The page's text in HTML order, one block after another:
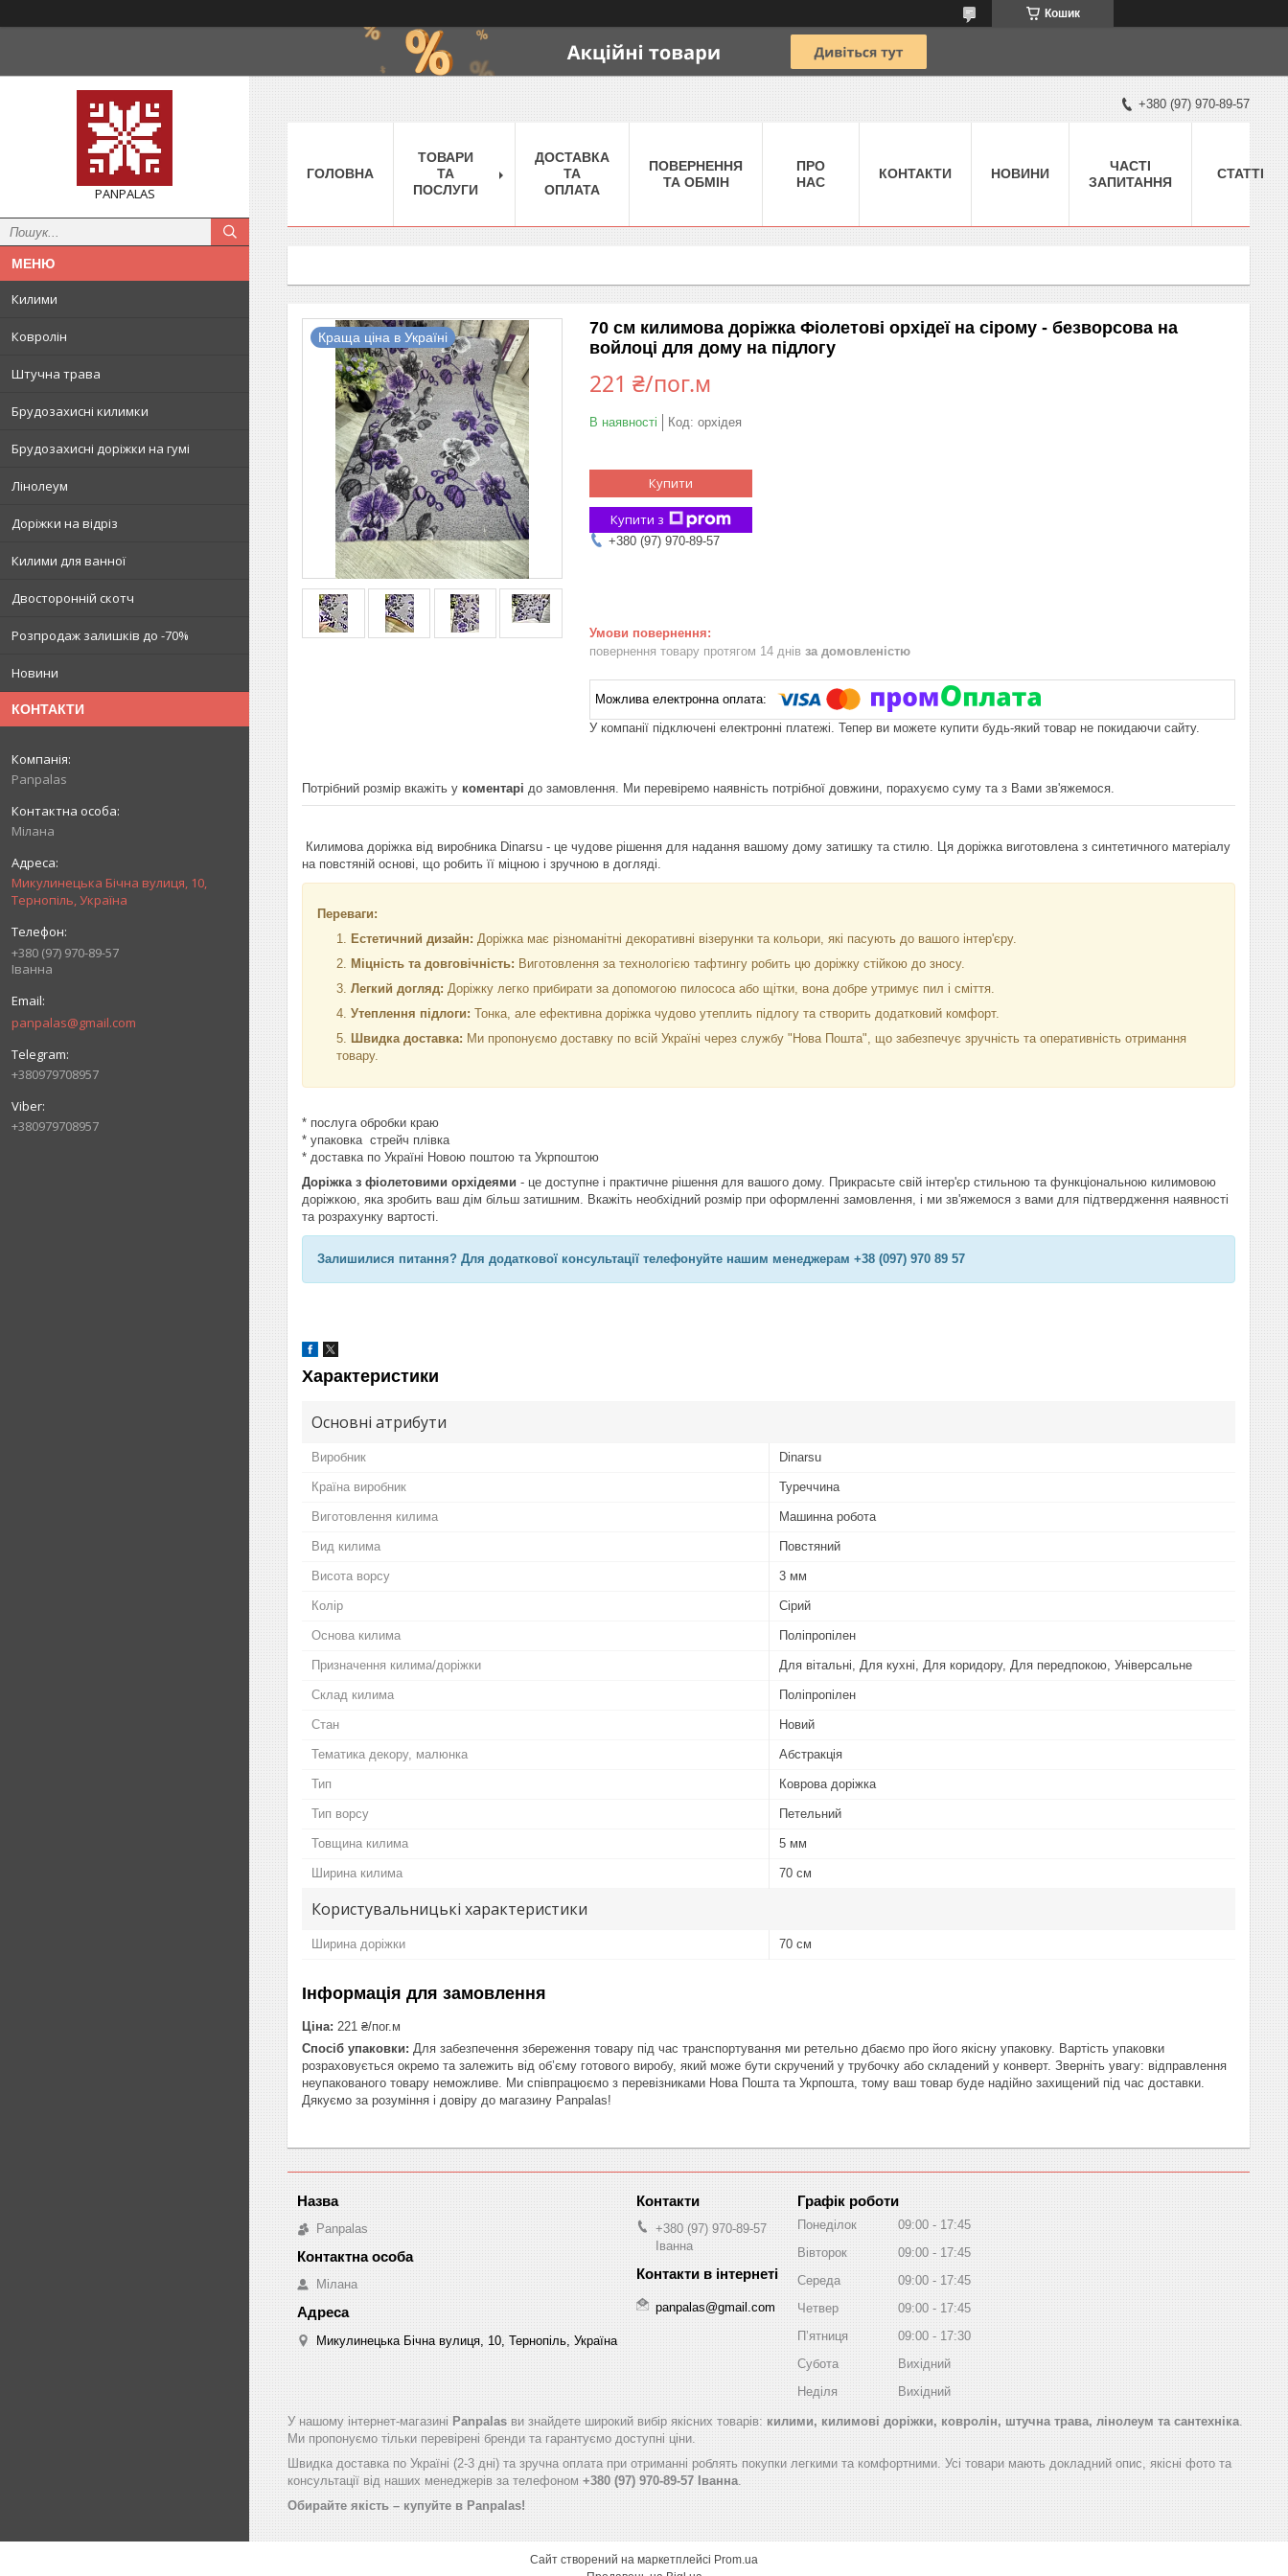
Кошик
PANPALAS
Килими
Ковролін
Штучна трава
Брудозахисні килимки
Брудозахисні доріжки на гумі
Лінолеум
Доріжки на відріз
Килими для ванної
Двосторонній скотч
Розпродаж залишків до -70%
Новини
КОНТАКТИ
Panpalas
Мілана
Микулинецька Бічна вулиця, 10,
Тернопіль, Україна
+380 (97) 970-89-57
Іванна
panpalas@gmail.com
+380979708957
+380979708957
+380 (97) 970-89-57
ГОЛОВНА
ТОВАРИ
ТА
ПОСЛУГИ
ДОСТАВКА
ТА
ОПЛАТА
ПОВЕРНЕННЯ
ТА ОБМІН
ПРО
НАС
КОНТАКТИ НОВИНИ
ЧАСТІ
ЗАПИТАННЯ
СТАТТІ
Краща ціна в Україні
70 см килимова доріжка Фіолетові орхідеї на сірому - безворсова на
войлоці для дому на підлогу
221 ₴/пог.м
В наявності Код: орхідея
Купити
Купити з
+380 (97) 970-89-57
повернення товару протягом 14 днів за домовленістю
У компанії підключені електронні платежі. Тепер ви можете купити будь-який товар не покидаючи сайту.
Потрібний розмір вкажіть у коментарі до замовлення. Ми перевіремо наявність потрібної довжини, порахуємо суму та з Вами зв'яжемося.
Килимова доріжка від виробника Dinarsu - це чудове рішення для надання вашому дому затишку та стилю. Ця доріжка виготовлена з синтетичного матеріалу
на повстяній основі, що робить її міцною і зручною в догляді.
Переваги:
Естетичний дизайн: Доріжка має різноманітні декоративні візерунки та кольори, які пасують до вашого інтер'єру.
Міцність та довговічність: Виготовлення за технологією тафтингу робить цю доріжку стійкою до зносу.
Легкий догляд: Доріжку легко прибирати за допомогою пилососа або щітки, вона добре утримує пил і сміття.
Утеплення підлоги: Тонка, але ефективна доріжка чудово утеплить підлогу та створить додатковий комфорт.
Швидка доставка: Ми пропонуємо доставку по всій Україні через службу "Нова Пошта", що забезпечує зручність та оперативність отримання
товару.
* послуга обробки краю
* упаковка стрейч плівка
* доставка по Україні Новою поштою та Укрпоштою
Доріжка з фіолетовими орхідеями - це доступне і практичне рішення для вашого дому. Прикрасьте свій інтер'єр стильною та функціональною килимовою
доріжкою, яка зробить ваш дім більш затишним. Вкажіть необхідний розмір при оформленні замовлення, і ми зв'яжемося з вами для підтвердження наявності
та розрахунку вартості.
Залишилися питання? Для додаткової консультації телефонуйте нашим менеджерам +38 (097) 970 89 57
Характеристики
Основні атрибути
Виробник Dinarsu
Країна виробник Туреччина
Виготовлення килима Машинна робота
Вид килима Повстяний
Висота ворсу 3 мм
Колір Сірий
Основа килима Поліпропілен
Призначення килима/доріжки Для вітальні, Для кухні, Для коридору, Для передпокою, Універсальне
Склад килима Поліпропілен
Стан Новий
Тематика декору, малюнка Абстракція
Тип Коврова доріжка
Тип ворсу Петельний
Товщина килима 5 мм
Ширина килима 70 см
Користувальницькі характеристики
Ширина доріжки 70 см
Інформація для замовлення
Ціна: 221 ₴/пог.м
Спосіб упаковки: Для забезпечення збереження товару під час транспортування ми ретельно дбаємо про його якісну упаковку. Вартість упаковки
розраховується окремо та залежить від об’єму готового виробу, який може бути скручений у трубочку або складений у конверт. Зверніть увагу: відправлення
неупакованого товару неможливе. Ми співпрацюємо з перевізниками Нова Пошта та Укрпошта, тому ваш товар буде надійно захищений під час доставки.
Дякуємо за розуміння і довіру до магазину Panpalas!
Panpalas
Мілана
Микулинецька Бічна вулиця, 10, Тернопіль, Україна
+380 (97) 970-89-57
Іванна
panpalas@gmail.com
Графік роботи
Понеділок 09:00
17:45
Вівторок
09:00
17:45
Середа
09:00
17:45
Четвер
09:00
17:45
Пʼятниця
09:00
17:30
Субота
Вихідний
Неділя
Вихідний
У нашому інтернет-магазині Panpalas ви знайдете широкий вибір якісних товарів: килими, килимові доріжки, ковролін, штучна трава, лінолеум та сантехніка
Ми пропонуємо тільки перевірені бренди та гарантуємо доступні ціни.
Швидка доставка по Україні (2-3 дні) та зручна оплата при отриманні роблять покупки легкими та комфортними. Усі товари мають докладний опис, якісні фото та
консультації від наших менеджерів за телефоном +380 (97) 970-89-57 Іванна.
Обирайте якість – купуйте в Panpalas!
Сайт створений на маркетплейсі Prom.ua